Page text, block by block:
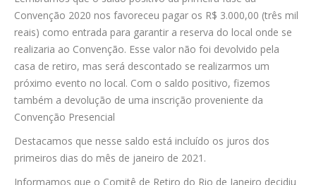
Convenção 2020 nos favoreceu pagar os R$ 3.000,00 (três mil
reais) como entrada para garantir a reserva do local onde se
realizaria ao Convenção. Esse valor não foi devolvido pela
casa de retiro, mas será descontado se realizarmos um
próximo evento no local. Com o saldo positivo, fizemos
também a devolução de uma inscrição proveniente da
Convenção Presencial
Destacamos que nesse saldo está incluído os juros dos
primeiros dias do mês de janeiro de 2021.
Informamos que o Comitê de Retiro do Rio de Janeiro decidiu